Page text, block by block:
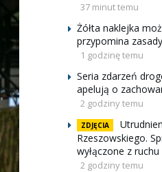
37 minut temu
Żółta naklejka
przypomina
1 godzinę temu
Seria zdarzeń
apelują o
2 godziny temu
ZDJĘCIA
Rzeszowskiego.
wyłączone z ruchu
2 godziny temu